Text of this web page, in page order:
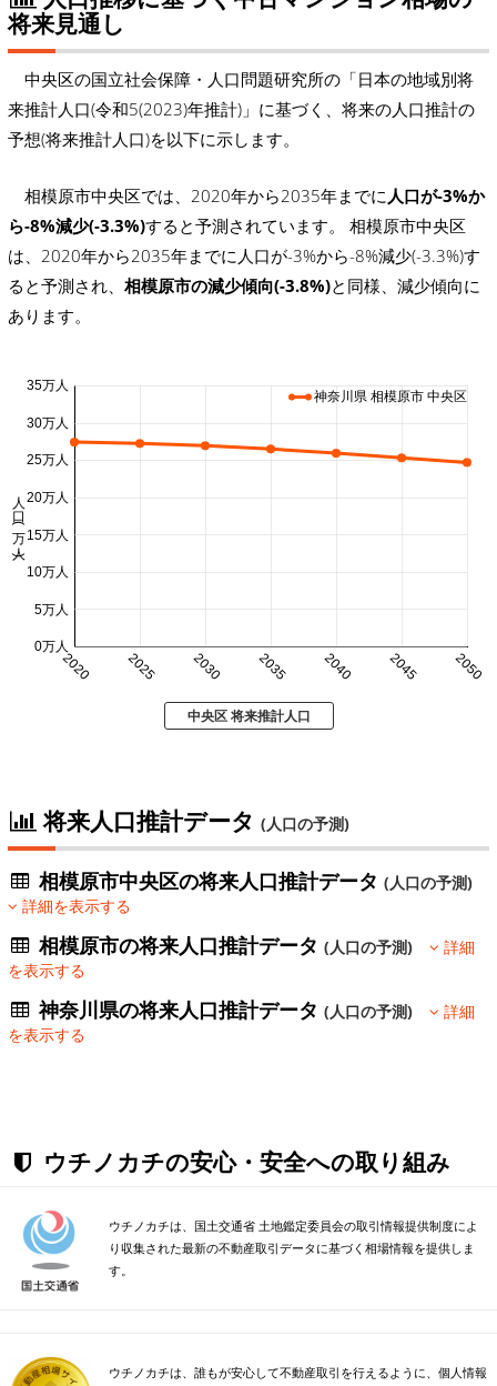
将来見通し
中央区の国立社会保障・人口問題研究所の「日本の地域別将
来推計人口(令和5(2023)年推計)」に基づく、将来の人口推計の
予想(将来推計人口)を以下に示します。
相模原市中央区では、2020年から2035年までに 人口が-3%か
ら-8%減少(-3.3%)すると予測されています。 相模原市中央区
は、2020年から2035年までに人口が-3%から-8%減少(-3.3%)す
ると予測され、 相模原市の減少傾向(-3.8%)と同様、減少傾向に
あります。
2020 2025 2030 2035 2040 2045 2050
0万人
5万人
10万人
15万人
20万人
25万人
30万人
35万人
人口 (万人)
神奈川県 相模原市 中央区
中央区 将来推計人口
将来人口推計データ (人口の予測)
相模原市中央区の将来人口推計データ(人口の予測)
詳細を表示する
相模原市の将来人口推計データ(人口の予測)
詳細
を表示する
神奈川県の将来人口推計データ(人口の予測)
詳細
を表示する
ウチノカチの安心・安全への取り組み
ウチノカチは、国土交通省 土地鑑定委員会の取引情報提供制度によ
り収集された最新の不動産取引データに基づく相場情報を提供しま
す。
ウチノカチは、誰もが安心して不動産取引を行えるように、個人情報